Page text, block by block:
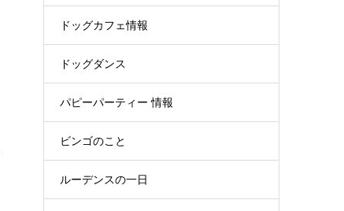
ドッグカフェ情報
ドッグダンス
パピーパーティー 情報
ビンゴのこと
ルーデンスの一日